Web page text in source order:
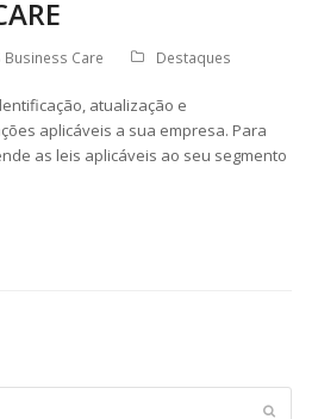
Business Care Destaques
atualização e
aplicáveis a sua empresa. Para
as leis aplicáveis ao seu segmento
Submit